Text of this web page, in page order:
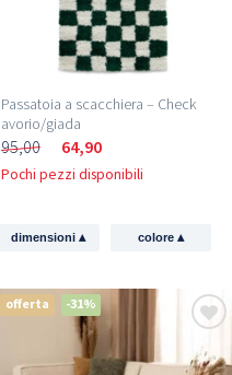
Passatoia a scacchiera – Check
avorio/giada
95,00 64,90
Pochi pezzi disponibili
dimensioni▴ colore ▴
offerta -31%